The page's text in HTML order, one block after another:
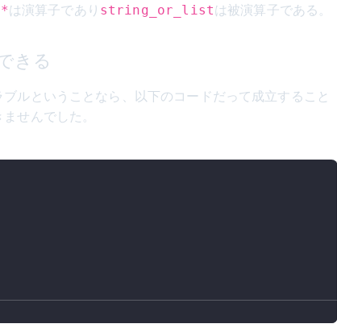
*は演算子であり string_or_listは被演算子である。
きる
ルということなら、以下のコードだって成立すること
せんでした。